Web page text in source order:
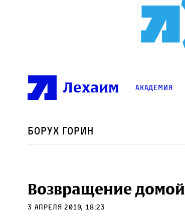
Лехаим Академия
Борух Горин
Возвращение домой
3 апреля 2019, 18:23